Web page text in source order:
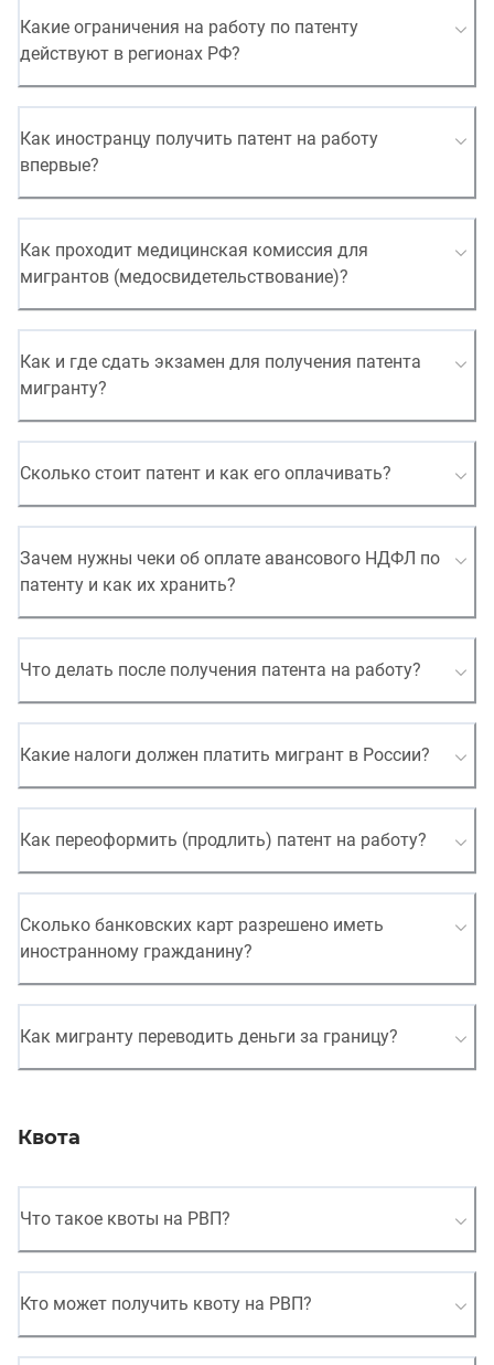
Какие ограничения на работу по патенту
действуют в регионах РФ?
Как иностранцу получить патент на работу
впервые?
Как проходит медицинская комиссия для
мигрантов (медосвидетельствование)?
Как и где сдать экзамен для получения патента
мигранту?
Сколько стоит патент и как его оплачивать?
Зачем нужны чеки об оплате авансового НДФЛ по
патенту и как их хранить?
Что делать после получения патента на работу?
Какие налоги должен платить мигрант в России?
Как переоформить (продлить) патент на работу?
Сколько банковских карт разрешено иметь
иностранному гражданину?
Как мигранту переводить деньги за границу?
Квота
Что такое квоты на РВП?
Кто может получить квоту на РВП?